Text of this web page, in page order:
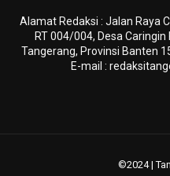
Alamat Redaksi : Jalan Raya
RT 004/004, Desa
Tangerang, Provinsi Banten
E-mail :
©2024 |